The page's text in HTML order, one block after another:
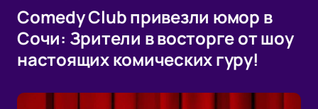
Comedy Club привезли юмор в
Сочи: Зрители в восторге от шоу
настоящих комических гуру!